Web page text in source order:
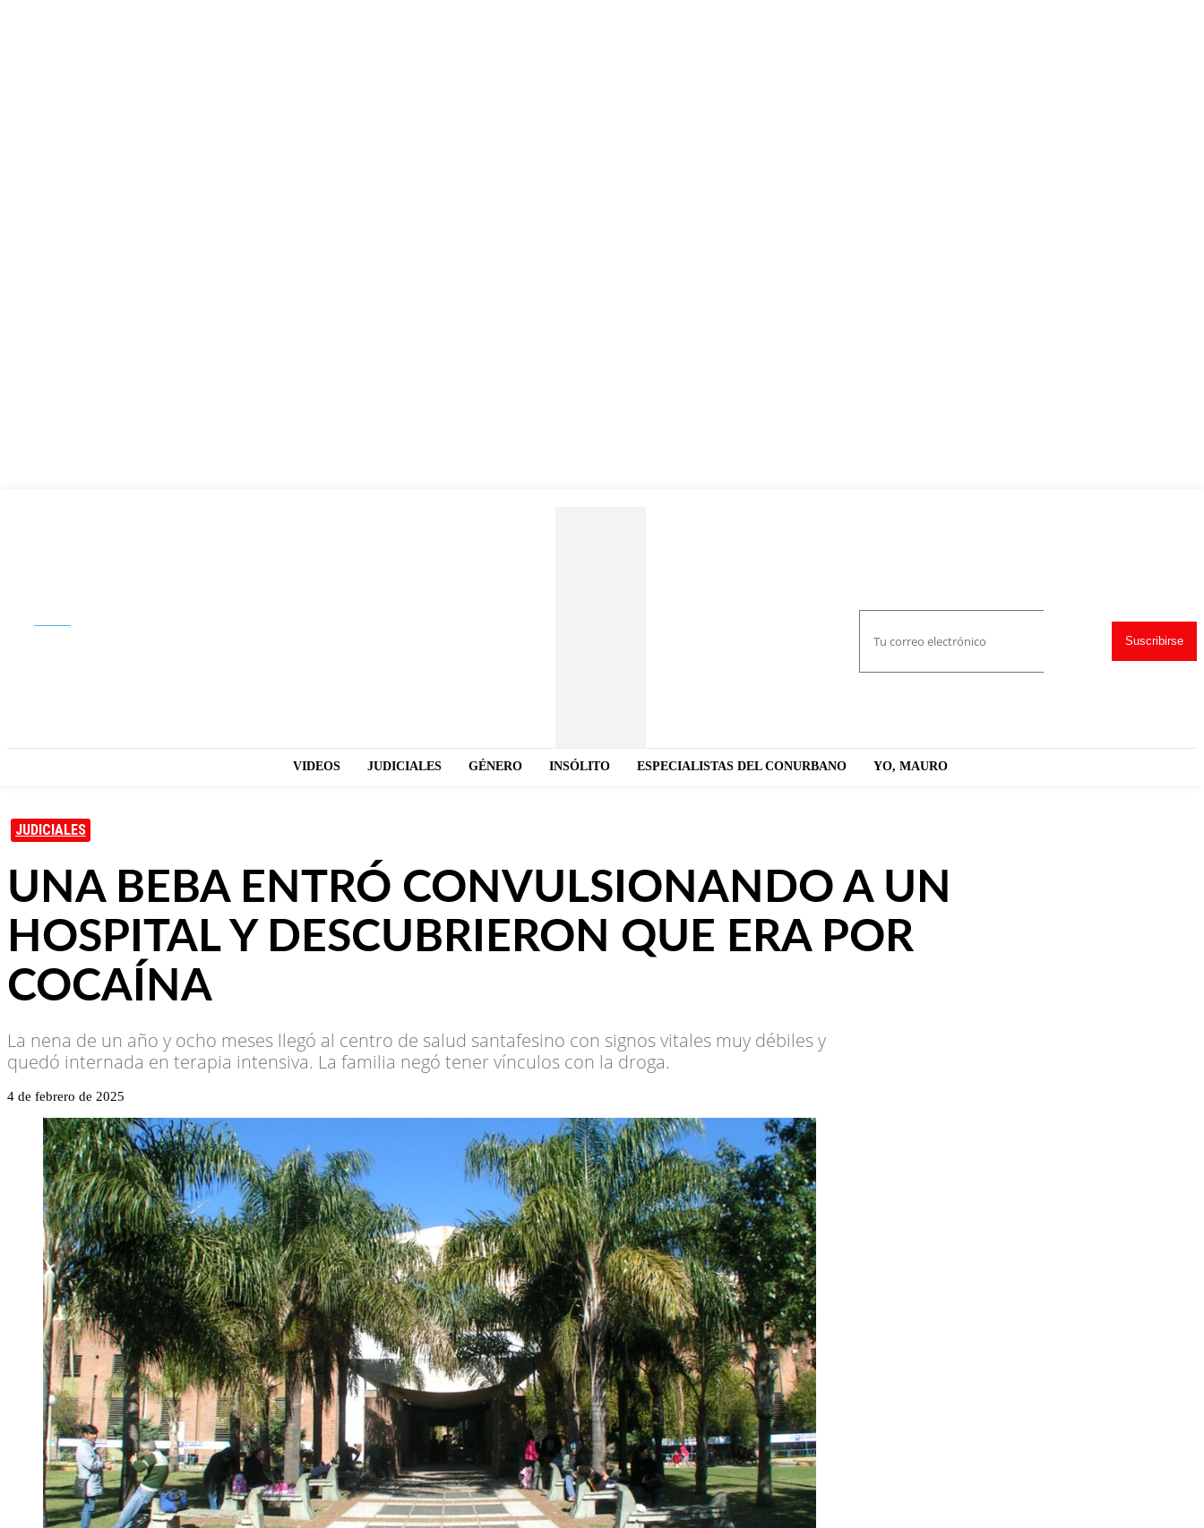
Suscribirse
VIDEOS JUDICIALES GÉNERO INSÓLITO ESPECIALISTAS DEL CONURBANO YO, MAURO
JUDICIALES
UNA BEBA ENTRÓ CONVULSIONANDO A UN
HOSPITAL Y DESCUBRIERON QUE ERA POR
COCAÍNA
La nena de un año y ocho meses llegó al centro de salud santafesino con signos vitales muy débiles y
quedó internada en terapia intensiva. La familia negó tener vínculos con la droga.
4 de febrero de 2025